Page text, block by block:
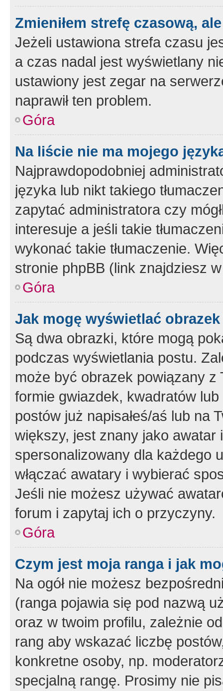
Zmieniłem strefę czasową,
Jeżeli ustawiona strefa czasu
a czas nadal jest wyświetlany
ustawiony jest zegar na
naprawił ten problem.
Góra
Na liście nie ma mojego
Najprawdopodobniej
języka lub nikt takiego
zapytać administratora czy
interesuje a jeśli takie
wykonać takie tłumaczenie.
stronie phpBB (link znajdziesz
Góra
Jak mogę wyświetlać
Są dwa obrazki, które mogą
podczas wyświetlania postu.
może być obrazek powiązany z
formie gwiazdek, kwadratów
postów już napisałeś/aś lub na
większy, jest znany jako
spersonalizowany dla każdego
włączać awatary i wybierać
Jeśli nie możesz używać
forum i zapytaj ich o przyczyny.
Góra
Czym jest moja ranga i jak
Na ogół nie możesz
(ranga pojawia się pod nazwą
oraz w twoim profilu, zależnie
rang aby wskazać liczbę
konkretne osoby, np.
specjalną rangę. Prosimy nie